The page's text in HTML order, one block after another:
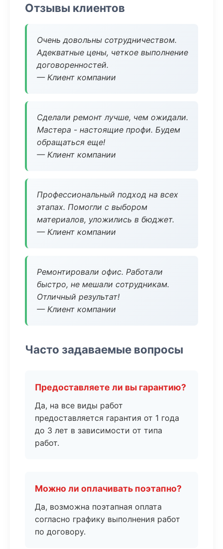
Отзывы клиентов
Очень довольны сотрудничеством.
Адекватные цены, четкое выполнение
договоренностей.
— Клиент компании
Сделали ремонт лучше, чем ожидали.
Мастера - настоящие профи. Будем
обращаться еще!
— Клиент компании
Профессиональный подход на всех
этапах. Помогли с выбором
материалов, уложились в бюджет.
— Клиент компании
Ремонтировали офис. Работали
быстро, не мешали сотрудникам.
Отличный результат!
— Клиент компании
Часто задаваемые вопросы
Предоставляете ли вы гарантию?
Да, на все виды работ
предоставляется гарантия от 1 года
до 3 лет в зависимости от типа
работ.
Можно ли оплачивать поэтапно?
Да, возможна поэтапная оплата
согласно графику выполнения работ
по договору.